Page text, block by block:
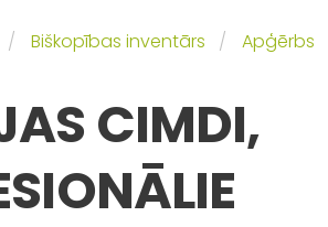
Biškopības inventārs Apģērbs
CIMDI,